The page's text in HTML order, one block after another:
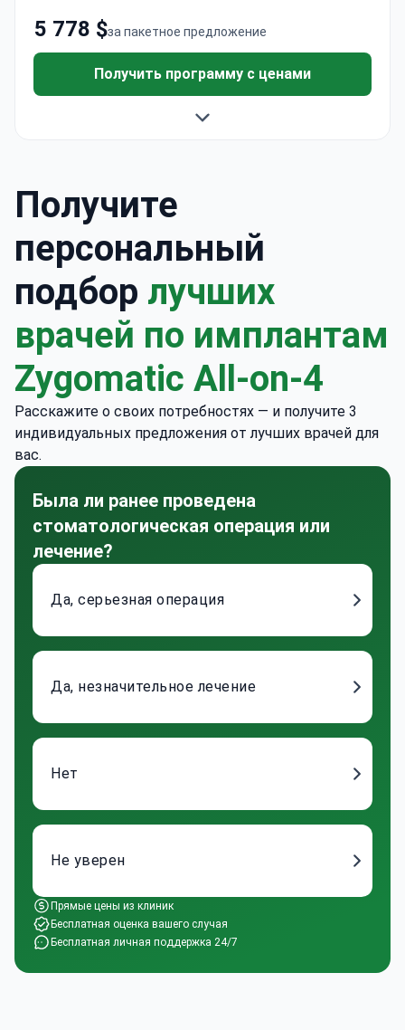
за пакетное предложение
5 778 $
Получить программу с ценами
Получите
персональный
подбор лучших
врачей по имплантам
Zygomatic All-on-4
Расскажите о своих потребностях — и получите 3
индивидуальных предложения от лучших врачей для
вас.
Была ли ранее проведена
стоматологическая операция или
лечение?
Да, серьезная операция
Да, незначительное лечение
Нет
Не уверен
Прямые цены из клиник
Бесплатная оценка вашего случая
Бесплатная личная поддержка 24/7